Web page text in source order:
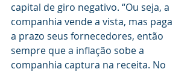
capital de giro negativo. “Ou seja, a
companhia vende a vista, mas paga
a prazo seus fornecedores, então
sempre que a inflação sobe a
companhia captura na receita. No